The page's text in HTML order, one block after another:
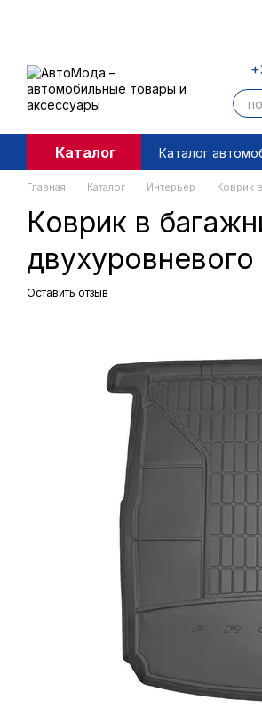
Каталог Каталог
Главная Каталог Интерьер Коврик
Коврик в
Оставить отзыв